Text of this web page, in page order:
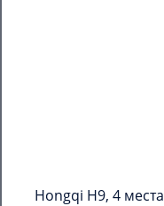
Hongqi H9, 4 места